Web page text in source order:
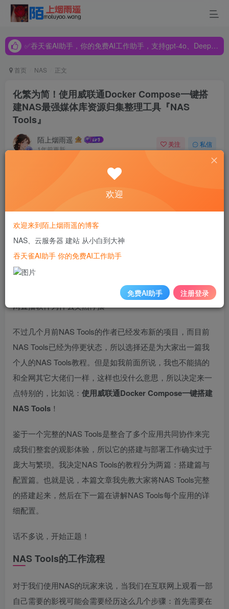
✅吞天雀AI助手，你的免费AI工作助手，支持gpt-4o、DeepSeek、Claude🔥🔥🔥🔥
✅吞天雀AI助手，你的免费AI工作助手，支持gpt-4o、DeepSeek、Claude🔥🔥🔥🔥
首页 NAS 正文
化繁为简！使用威联通Docker Compose一键搭
建NAS最强媒体库资源归集整理工具『NAS
Tools』
陌上烟雨遥
1年前更新
关注 私信
化繁为简！使用威联通Docker Compose一
键搭建NAS最强媒体库资源归集整理工具
其实关于NAS Tools的教程我已经是不止一次被粉丝催更，
其实我个人并不想出NAS Tools的教程来的。原因有两点：
一个是全网NAS Tools的教程已经很多，我没必要在拾人牙
慧；另一个是因为大家都懂的原因，这么好的神器只能被小
众熟知，并不能全网普及。别问为什么，问就参考前几天全
网直播软件为什么突然停摆~
不过几个月前NAS Tools的作者已经发布新的项目，而目前
NAS Tools已经为停更状态，所以选择还是为大家出一篇我
个人的NAS Tools教程。但是如我前面所说，我也不能搞的
和全网其它大佬们一样，这样也没什么意思，所以决定来一
点特别的，比如说： 使用威联通Docker Compose一键搭建
NAS Tools ！
鉴于一个完整的NAS Tools是整合了多个应用共同协作来完
成我们整套的观影体验，所以它的搭建与部署工作确实过于
庞大与繁琐。我决定NAS Tools的教程分为两篇：搭建篇与
配置篇。也就是说，本篇文章我先教大家将NAS Tools完整
的搭建起来，然后在下一篇在讲解NAS Tools每个应用的详
细配置。
话不多说，开始正题！
NAS Tools的工作流程
对于我们使用NAS的玩家来说，当我们在互联网上观看一部
自己需要的影视可能会需要经历这么几个步骤：首先需要在
欢迎
欢迎来到陌上烟雨遥的博客
NAS、云服务器 建站 从小白到大神
吞天雀AI助手 你的免费AI工作助手
免费AI助手 注册登录